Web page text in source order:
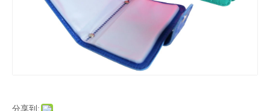
分享到: